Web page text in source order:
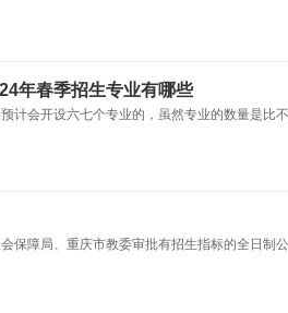
年春季招生专业有哪些
计会开设六七个专业的，虽然专业的数量是比
保障局、重庆市教委审批有招生指标的全日制